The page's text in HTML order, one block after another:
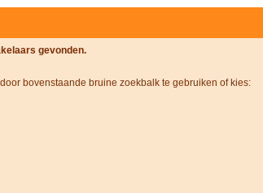
gevonden.
bovenstaande bruine zoekbalk te gebruiken of kies: